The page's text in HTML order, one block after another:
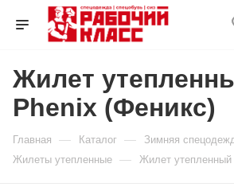
Жилет
Phenix (Феникс)
Главная — Каталог — Зимняя
Жилеты утепленные — Жилет